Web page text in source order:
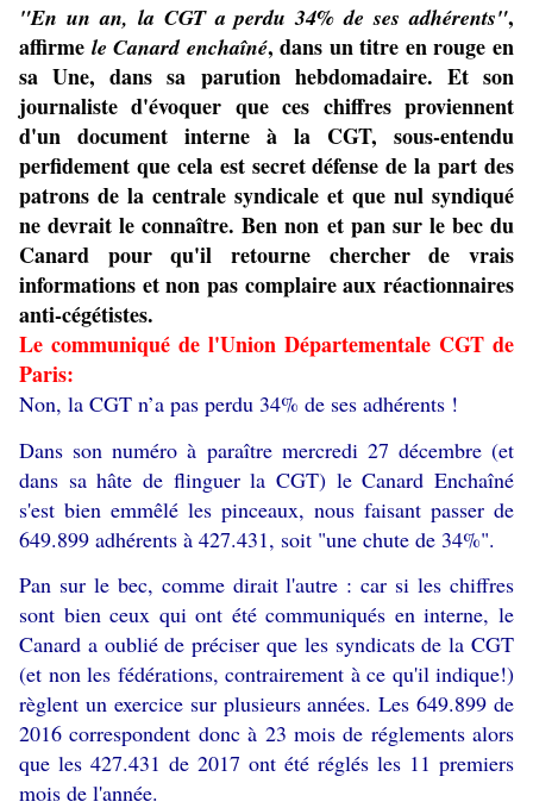
"En un an, la CGT a perdu 34% de ses adhérents",
affirme le Canard enchaîné, dans un titre en rouge en
sa Une, dans sa parution hebdomadaire. Et son
journaliste d'évoquer que ces chiffres proviennent
d'un document interne à la CGT, sous-entendu
perfidement que cela est secret défense de la part des
patrons de la centrale syndicale et que nul syndiqué
ne devrait le connaître. Ben non et pan sur le bec du
Canard pour qu'il retourne chercher de vrais
informations et non pas complaire aux réactionnaires
anti-cégétistes.
Le communiqué de l'Union Départementale CGT de
Paris:
Non, la CGT n’a pas perdu 34% de ses adhérents !
Dans son numéro à paraître mercredi 27 décembre (et
dans sa hâte de flinguer la CGT) le Canard Enchaîné
s'est bien emmêlé les pinceaux, nous faisant passer de
649.899 adhérents à 427.431, soit "une chute de 34%".
Pan sur le bec, comme dirait l'autre : car si les chiffres
sont bien ceux qui ont été communiqués en interne, le
Canard a oublié de préciser que les syndicats de la CGT
(et non les fédérations, contrairement à ce qu'il indique!)
règlent un exercice sur plusieurs années. Les 649.899 de
2016 correspondent donc à 23 mois de réglements alors
que les 427.431 de 2017 ont été réglés les 11 premiers
mois de l'année.